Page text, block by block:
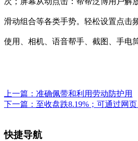
滑动组合等各类手势。轻松设置点击
使用、相机、语音帮手、截图、手电
上一篇： 准确佩带和利用劳动防护用
下一篇： 至收盘跌8.19%；可通过网
快捷导航